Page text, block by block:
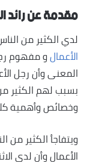
مقدمة عن رائد
لدي الكثير من
الأعمالو مفهوم
المعنى وأن رجل
بسبب لهم الكثير
وخصائص وأهمية
ويتفاجأ الكثير من
الأعمال وأن لدى